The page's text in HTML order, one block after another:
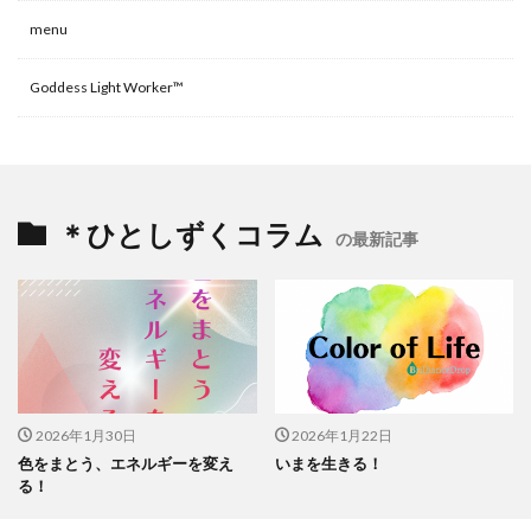
menu
Goddess Light Worker™
＊ひとしずくコラム の最新記事
2026年1月30日
色をまとう、エネルギーを変え
る！
2026年1月22日
いまを生きる！